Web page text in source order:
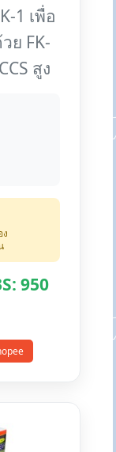
1 เพื่อ
ย FK-
สูง
950